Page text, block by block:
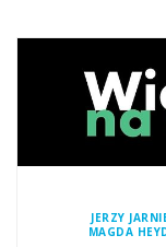
JERZY
MAGDA